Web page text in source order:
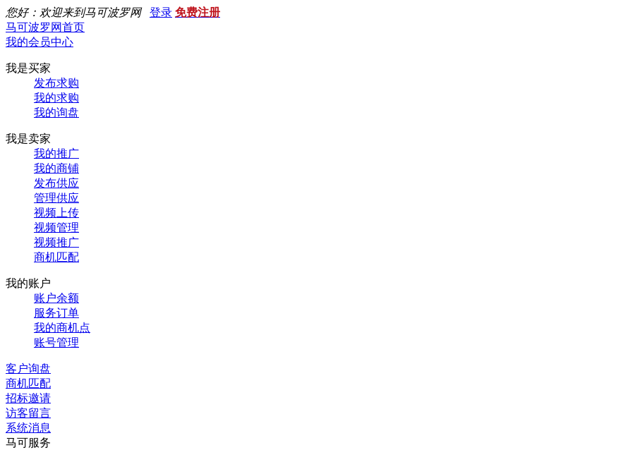
您好：欢迎来到马可波罗网 登录 免费注册
马可波罗网首页
我的会员中心
我是买家
发布求购
我的求购
我的询盘
我是卖家
我的推广
我的商铺
发布供应
管理供应
视频上传
视频管理
视频推广
商机匹配
我的账户
账户余额
服务订单
我的商机点
账号管理
客户询盘
商机匹配
招标邀请
访客留言
系统消息
马可服务